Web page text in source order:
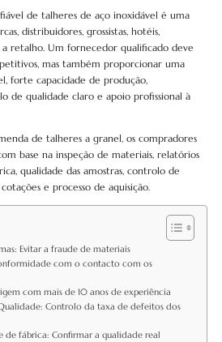
de talheres de aço inoxidável é uma
distribuidores, grossistas, hotéis,
retalho. Um fornecedor qualificado deve
mas também proporcionar uma
forte capacidade de produção,
de qualidade claro e apoio profissional à
de talheres a granel, os compradores
base na inspeção de materiais, relatórios
qualidade das amostras, controlo de
e processo de aquisição.
Evitar a fraude de materiais
com o contacto com os
com mais de 10 anos de experiência
Controlo da taxa de defeitos dos
de fábrica: Confirmar a qualidade real